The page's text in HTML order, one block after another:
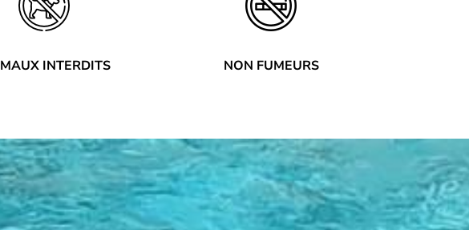
INTERDITS NON FUMEURS